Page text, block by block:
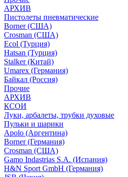
АРХИВ
Пистолеты пневматические
Borner (США)
Crosman (США)
Ecol (Турция)
Hatsan (Турция)
Stalker (Китай)
Umarex (Германия)
Байкал (Россия)
Прочие
АРХИВ
КСОИ
Луки, арбалеты, трубки духовые
Пульки и шарики
Apolo (Аргентина)
Borner (Германия)
Crosman (США)
Gamo Indastrias S.A. (Испания)
H&N Sport GmbH (Германия)